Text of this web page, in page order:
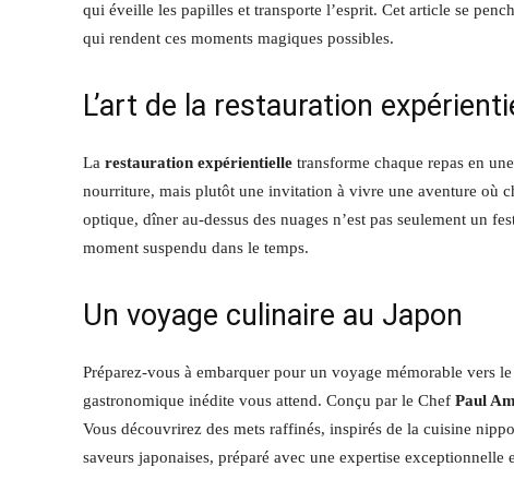
qui éveille les papilles et transporte l’esprit. Cet article se
qui rendent ces moments magiques possibles.
L’art de la restauration
La restauration expérientielle transforme chaque repas en
nourriture, mais plutôt une invitation à vivre une aventure où
optique, dîner au-dessus des nuages n’est pas seulement un
moment suspendu dans le temps.
Un voyage culinaire au Japon
Préparez-vous à embarquer pour un voyage mémorable vers le
gastronomique inédite vous attend. Conçu par le Chef Paul
Vous découvrirez des mets raffinés, inspirés de la cuisine
saveurs japonaises, préparé avec une expertise